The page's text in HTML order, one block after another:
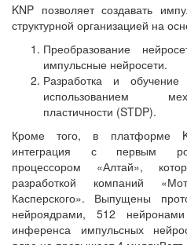
KNP позволяет создавать
структурной организацией на
Преобразование
импульсные нейросети.
Разработка и
использованием
пластичности (STDP).
Кроме того, в платформе
интеграция с первым
процессором «Алтай»,
разработкой компаний
Касперского». Выпущены
нейроядрами, 512
инференса импульсных